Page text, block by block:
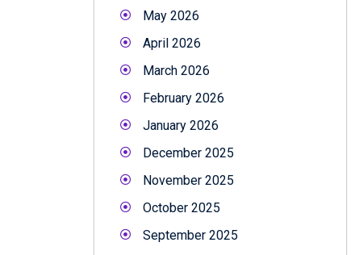
May 2026
April 2026
March 2026
February 2026
January 2026
December 2025
November 2025
October 2025
September 2025